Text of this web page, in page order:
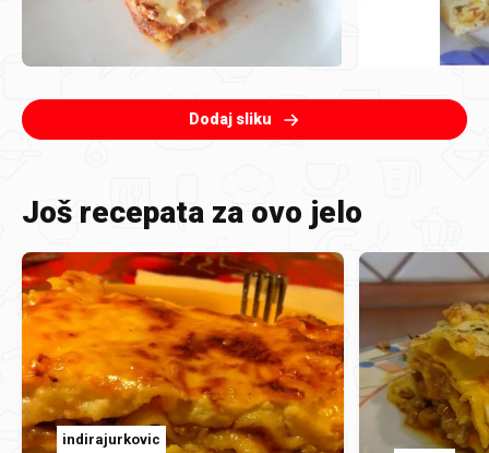
Dodaj sliku
Još recepata za ovo jelo
indirajurkovic